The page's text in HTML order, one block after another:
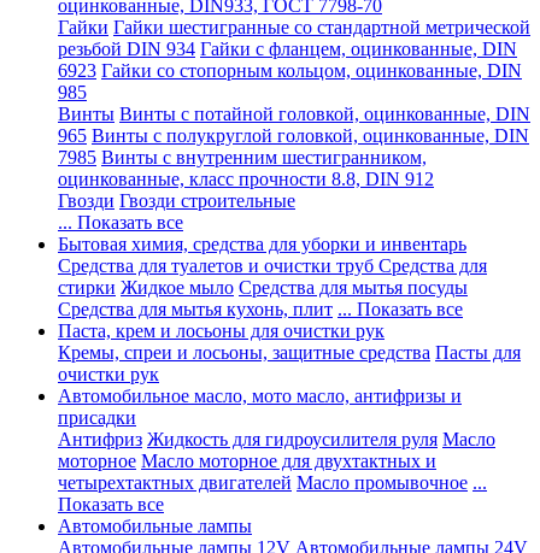
оцинкованные, DIN933, ГОСТ 7798-70
Гайки Гайки шестигранные со стандартной метрической
резьбой DIN 934 Гайки с фланцем, оцинкованные, DIN
6923 Гайки со стопорным кольцом, оцинкованные, DIN
985
Винты Винты с потайной головкой, оцинкованные, DIN
965 Винты с полукруглой головкой, оцинкованные, DIN
7985 Винты с внутренним шестигранником,
оцинкованные, класс прочности 8.8, DIN 912
Гвозди Гвозди строительные
... Показать все
Бытовая химия, средства для уборки и инвентарь
Средства для туалетов и очистки труб Средства для
стирки Жидкое мыло Средства для мытья посуды
Средства для мытья кухонь, плит ... Показать все
Паста, крем и лосьоны для очистки рук
Кремы, спреи и лосьоны, защитные средства Пасты для
очистки рук
Автомобильное масло, мото масло, антифризы и
присадки
Антифриз Жидкость для гидроусилителя руля Масло
моторное Масло моторное для двухтактных и
четырехтактных двигателей Масло промывочное ...
Показать все
Автомобильные лампы
Автомобильные лампы 12V Автомобильные лампы 24V